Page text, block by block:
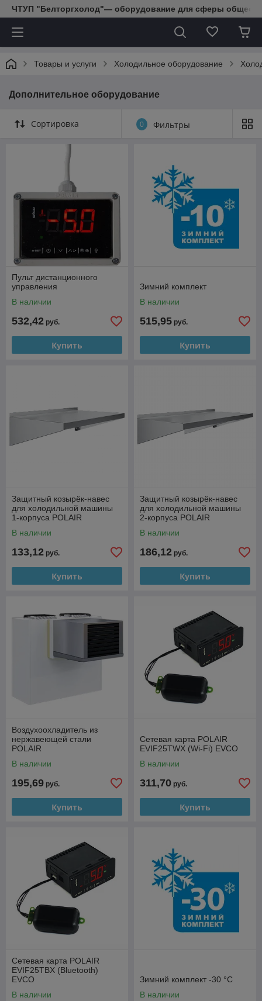
ЧТУП "Белторгхолод"— оборудование для сферы
Товары и услуги Холодильное оборудование
Дополнительное оборудование
Сортировка 0 Фильтры
Пульт дистанционного
управления
В наличии
532,42 руб.
Купить
Зимний комплект
В наличии
515,95 руб.
Купить
Защитный козырёк-навес
для холодильной машины
1-корпуса POLAIR
В наличии
133,12 руб.
Купить
Защитный козырёк-навес
для холодильной машины
2-корпуса POLAIR
В наличии
186,12 руб.
Купить
Воздухоохладитель из
нержавеющей стали
POLAIR
В наличии
195,69 руб.
Купить
Сетевая карта POLAIR
EVIF25TWX (Wi-Fi) EVCO
В наличии
311,70 руб.
Купить
Сетевая карта POLAIR
EVIF25TBX (Bluetooth)
EVCO
В наличии
Зимний комплект -30 °C
В наличии